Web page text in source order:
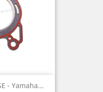
- Yamaha...